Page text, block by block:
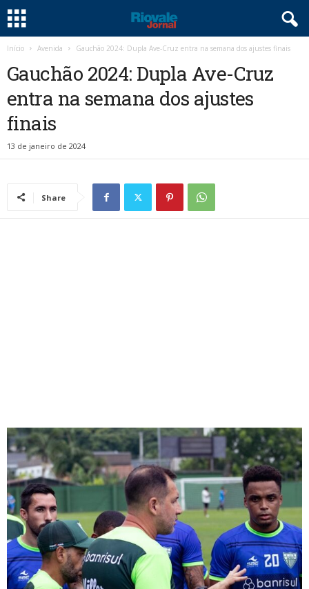
Início Avenida Gauchão 2024: Dupla Ave-Cruz entra na semana dos ajustes finais
Gauchão 2024: Dupla Ave-Cruz
entra na semana dos ajustes
finais
13 de janeiro de 2024
Share